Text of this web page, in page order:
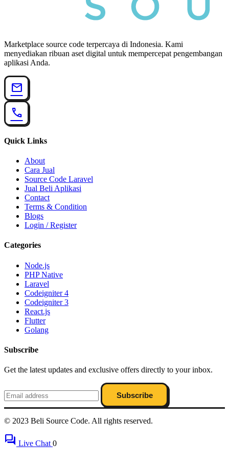
Marketplace source code terpercaya di Indonesia. Kami
menyediakan ribuan aset digital untuk mempercepat pengembangan
aplikasi Anda.
mail
call
Quick Links
About
Cara Jual
Source Code Laravel
Jual Beli Aplikasi
Contact
Terms & Condition
Blogs
Login / Register
Categories
Node.js
PHP Native
Laravel
Codeigniter 4
Codeigniter 3
React.js
Flutter
Golang
Subscribe
Get the latest updates and exclusive offers directly to your inbox.
Subscribe
© 2023 Beli Source Code. All rights reserved.
forum Live Chat 0